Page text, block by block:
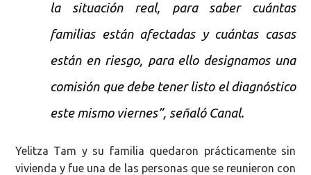
la situación real, para saber cuántas
familias están afectadas y cuántas casas
están en riesgo, para ello designamos una
comisión que debe tener listo el diagnóstico
este mismo viernes”, señaló Canal.
Yelitza Tam y su familia quedaron prácticamente sin
vivienda y fue una de las personas que se reunieron con